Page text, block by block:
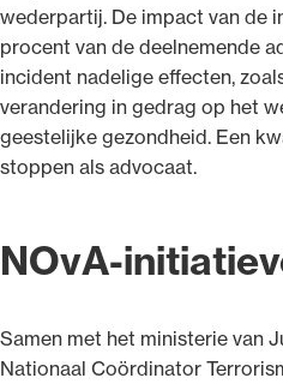
wederpartij. De impact van de
procent van de deelnemende
incident nadelige effecten,
verandering in gedrag op het
geestelijke gezondheid. Een
stoppen als advocaat.
NOvA-
Samen met het ministerie van
Nationaal Coördinator